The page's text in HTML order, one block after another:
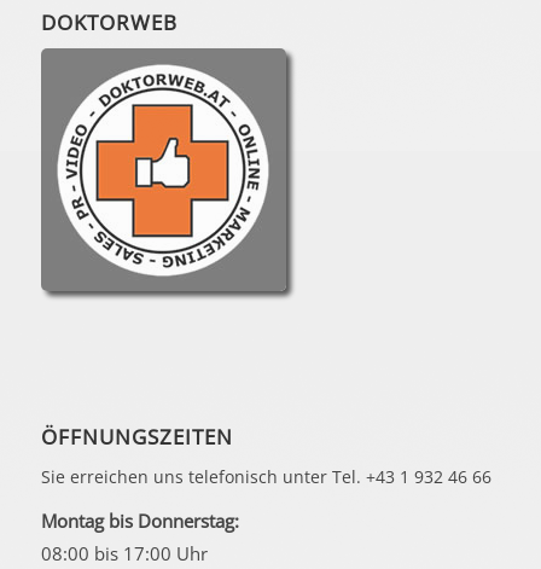
DOKTORWEB
ÖFFNUNGSZEITEN
Sie erreichen uns telefonisch unter Tel. +43 1 932 46 66
Montag bis Donnerstag:
08:00 bis 17:00 Uhr